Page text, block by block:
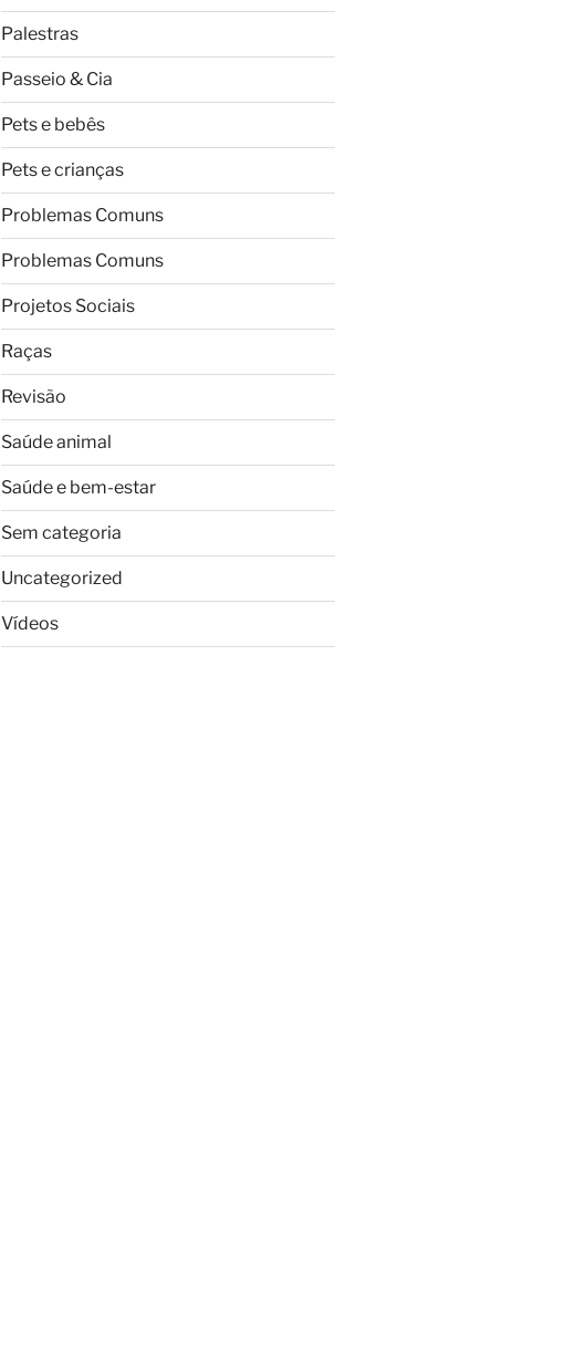
Palestras
Passeio & Cia
Pets e bebês
Pets e crianças
Problemas Comuns
Problemas Comuns
Projetos Sociais
Raças
Revisão
Saúde animal
Saúde e bem-estar
Sem categoria
Uncategorized
Vídeos